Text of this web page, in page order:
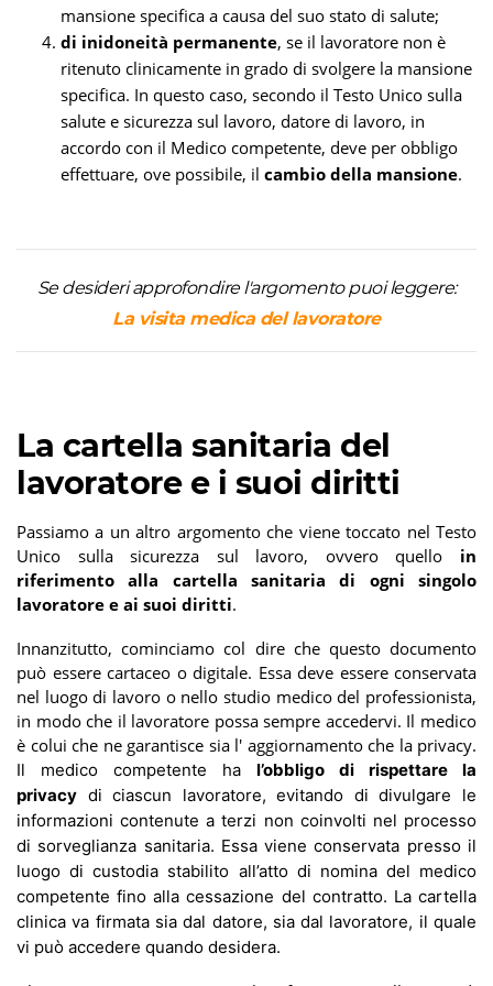
mansione specifica a causa del suo stato di salute;
di inidoneità permanente, se il lavoratore non è
ritenuto clinicamente in grado di svolgere la mansione
specifica. In questo caso, secondo il Testo Unico sulla
salute e sicurezza sul lavoro, datore di lavoro, in
accordo con il Medico competente, deve per obbligo
effettuare, ove possibile, il cambio della mansione.
Se desideri approfondire l'argomento puoi leggere:
La visita medica del lavoratore
La cartella sanitaria del
lavoratore e i suoi diritti
Passiamo a un altro argomento che viene toccato nel Testo
Unico sulla sicurezza sul lavoro, ovvero quello in
riferimento alla cartella sanitaria di ogni singolo
lavoratore e ai suoi diritti.
Innanzitutto, cominciamo col dire che questo documento
può essere cartaceo o digitale. Essa deve essere conservata
nel luogo di lavoro o nello studio medico del professionista,
in modo che il lavoratore possa sempre accedervi. Il medico
è colui che ne garantisce sia l' aggiornamento che la privacy.
Il medico competente ha l’obbligo di rispettare la
privacy di ciascun lavoratore, evitando di divulgare le
informazioni contenute a terzi non coinvolti nel processo
di sorveglianza sanitaria. Essa viene conservata presso il
luogo di custodia stabilito all’atto di nomina del medico
competente fino alla cessazione del contratto. La cartella
clinica va firmata sia dal datore, sia dal lavoratore, il quale
vi può accedere quando desidera.